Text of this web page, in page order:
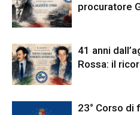
procuratore
41 anni
Rossa: il
23° Corso di